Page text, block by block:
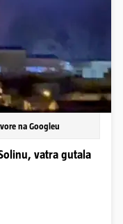
na Googleu
vatra gutala